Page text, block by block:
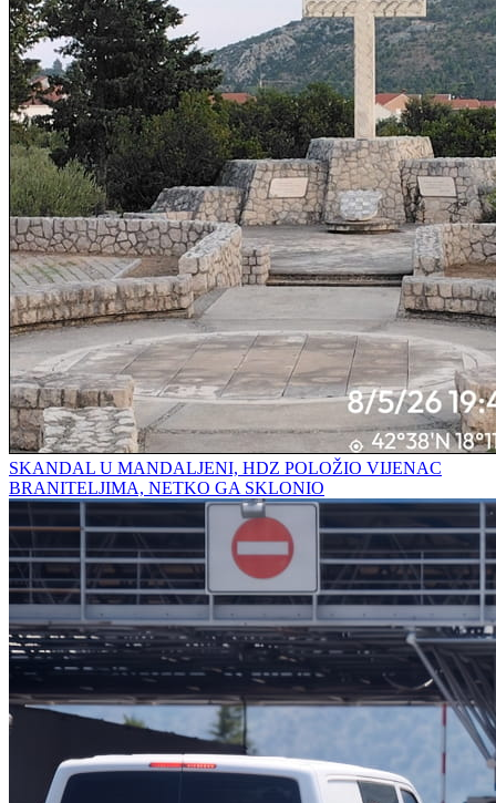
SKANDAL U MANDALJENI, HDZ POLOŽIO VIJENAC
BRANITELJIMA, NETKO GA SKLONIO